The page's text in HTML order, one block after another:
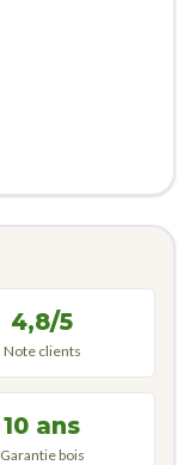
4,8/5
Note clients
10 ans
Garantie bois